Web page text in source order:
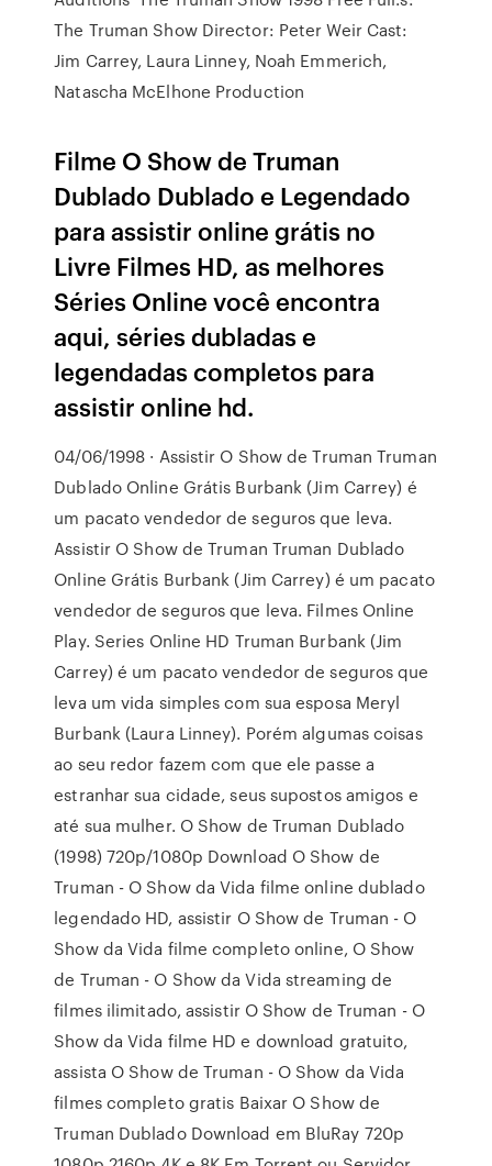
The Truman Show Director: Peter Weir Cast:
Jim Carrey, Laura Linney, Noah Emmerich,
Natascha McElhone Production
Filme O Show de Truman
Dublado Dublado e Legendado
para assistir online grátis no
Livre Filmes HD, as melhores
Séries Online você encontra
aqui, séries dubladas e
legendadas completos para
assistir online hd.
04/06/1998 · Assistir O Show de Truman Truman
Dublado Online Grátis Burbank (Jim Carrey) é
um pacato vendedor de seguros que leva.
Assistir O Show de Truman Truman Dublado
Online Grátis Burbank (Jim Carrey) é um pacato
vendedor de seguros que leva. Filmes Online
Play. Series Online HD Truman Burbank (Jim
Carrey) é um pacato vendedor de seguros que
leva um vida simples com sua esposa Meryl
Burbank (Laura Linney). Porém algumas coisas
ao seu redor fazem com que ele passe a
estranhar sua cidade, seus supostos amigos e
até sua mulher. O Show de Truman Dublado
(1998) 720p/1080p Download O Show de
Truman - O Show da Vida filme online dublado
legendado HD, assistir O Show de Truman - O
Show da Vida filme completo online, O Show
de Truman - O Show da Vida streaming de
filmes ilimitado, assistir O Show de Truman - O
Show da Vida filme HD e download gratuito,
assista O Show de Truman - O Show da Vida
filmes completo gratis Baixar O Show de
Truman Dublado Download em BluRay 720p